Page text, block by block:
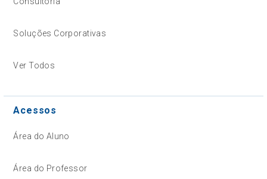
Soluções Corporativas
Ver Todos
Acessos
Área do Aluno
Área do Professor